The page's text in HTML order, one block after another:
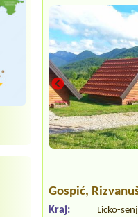
Gospić,
Kraj: Licko-